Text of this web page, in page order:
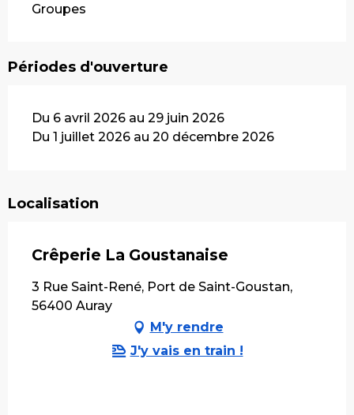
Groupes
Périodes d'ouverture
Du 6 avril 2026 au 29 juin 2026
Du 1 juillet 2026 au 20 décembre 2026
Localisation
Crêperie La Goustanaise
3 Rue Saint-René, Port de Saint-Goustan,
56400 Auray
M'y rendre
J'y vais en train !